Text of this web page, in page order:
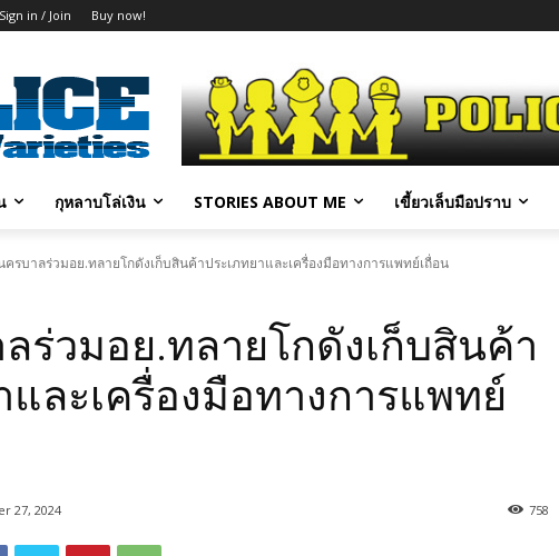
Sign in / Join Buy now!
กุหลาบโล่เงิน STORIES ABOUT ME เขี้ยวเล็บมือปราบ
รบาลร่วมอย.ทลายโกดังเก็บสินค้าประเภทยาและเครื่องมือทางการแพทย์เถื่อน
ร่วมอย.ทลายโกดังเก็บสินค้า
และเครื่องมือทางการแพทย์
27, 2024 758